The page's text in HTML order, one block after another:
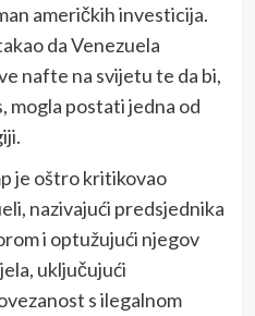
američkih investicija.
da Venezuela
nafte na svijetu te da bi,
mogla postati jedna od
je oštro kritikovao
nazivajući predsjednika
i optužujući njegov
uključujući
s ilegalnom